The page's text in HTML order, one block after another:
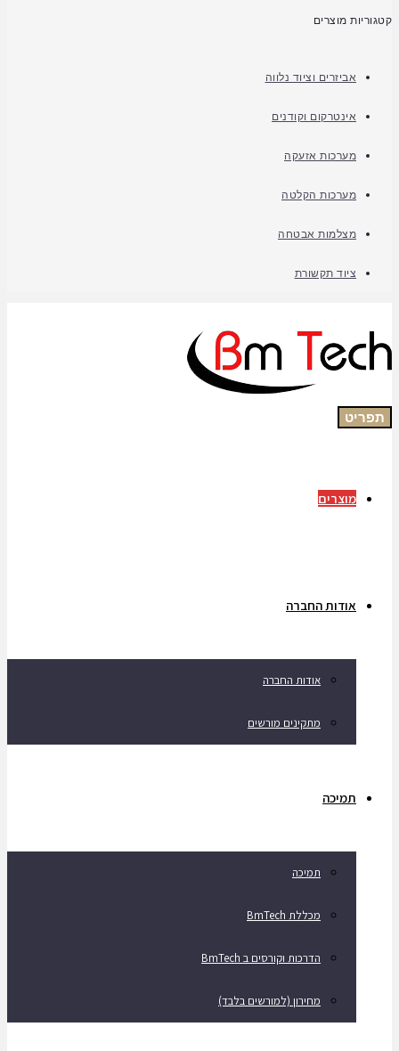
קטגוריות מוצרים
אביזרים וציוד נלווה
אינטרקום וקודנים
מערכות אזעקה
מערכות הקלטה
מצלמות אבטחה
ציוד תקשורת
תפריט
מוצרים
אודות החברה
אודות החברה
מתקינים מורשים
תמיכה
תמיכה
מכללת BmTech
הדרכות וקורסים ב BmTech
מחירון (למורשים בלבד)